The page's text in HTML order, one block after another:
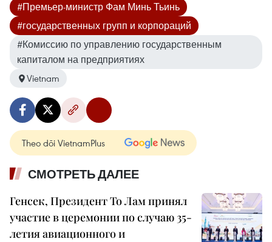
#Премьер-министр Фам Минь Тьинь
#государственных групп и корпораций
#Комиссию по управлению государственным
капиталом на предприятиях
Vietnam
Theo dõi VietnamPlus
СМОТРЕТЬ ДАЛЕЕ
Генсек, Президент То Лам принял
участие в церемонии по случаю 35-
летия авиационного и